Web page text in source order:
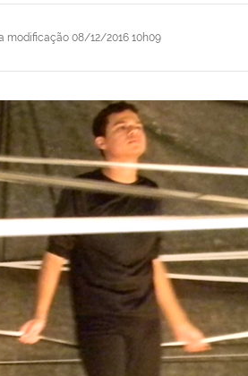
modificação 08/12/2016 10h09